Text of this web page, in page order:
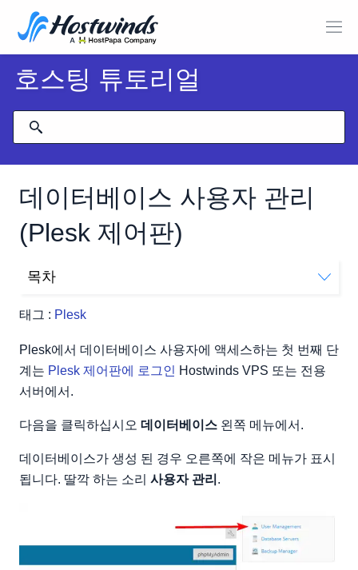
호스팅 튜토리얼
데이터베이스 사용자 관리
(Plesk 제어판)
태그 : Plesk
목차
기존 데이터베이스 사용자 수정
데이터베이스 사용자 삭제
Plesk에서 데이터베이스 사용자에 액세스하는 첫 번째 단
계는 Plesk 제어판에 로그인 Hostwinds VPS 또는 전용
서버에서.
다음을 클릭하십시오 데이터베이스 왼쪽 메뉴에서.
데이터베이스가 생성 된 경우 오른쪽에 작은 메뉴가 표시
됩니다. 딸깍 하는 소리 사용자 관리 .